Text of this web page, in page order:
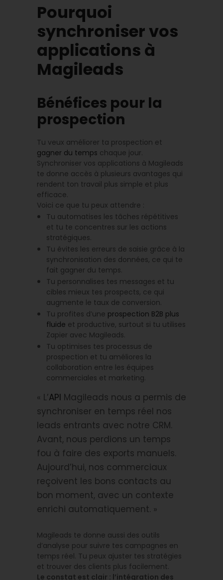
Pourquoi
synchroniser vos
applications à
Magileads
Bénéfices pour la
prospection
Tu veux améliorer ta prospection et
gagner du temps chaque jour.
Synchroniser vos applications à Magileads
te donne accès à plusieurs avantages qui
rendent ton travail plus simple et plus
efficace.
Voici ce que tu peux attendre :
Tu automatises les tâches répétitives
et tu te concentres sur les actions
stratégiques.
Tu évites les erreurs de saisie grâce à la
synchronisation des données, ce qui te
fait gagner du temps.
Tu personnalises tes messages et tu
cibles mieux tes prospects, ce qui
augmente le taux de conversion.
Tu profites d’une prospection B2B plus
fluide et productive, surtout si tu utilises
Zapier avec Magileads.
Tu optimises tes processus de
prospection et tu améliores la
collaboration entre les équipes
commerciales et marketing.
« L’API Magileads nous a permis de
synchroniser en temps réel nos
leads entrants avec notre CRM.
Avant, nous perdions un temps
fou à faire des exports manuels.
Aujourd’hui, nos commerciaux
reçoivent les bons contacts au
bon moment, avec un contexte
enrichi automatiquement. »
Magileads te donne aussi des outils
d’analyse pour suivre tes campagnes en
temps réel. Tu peux ajuster tes stratégies
et trouver des clients plus facilement.
Le constat est clair : l’intégration des